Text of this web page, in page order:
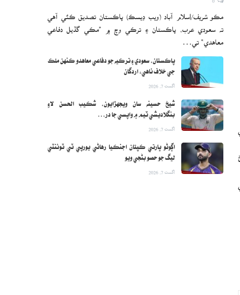
مڪو شريف/اسلام آباد (ويب ڊيسڪ) پاڪستان تصديق ڪئي آهي
ته سعودي عرب، پاڪستان ۽ ترڪي وچ ۾ ”مڪي گڏيل دفاعي
معاهدي“ تي…
پاڪستان، سعودي ۽ ترڪيه جو دفاعي معاهدو ڪنهن ملڪ
جي خلاف ناهي: اردگان
اگست 7, 2026
شيخ حسينه سان ويجهڙايون، شڪيب الحسن لاءِ
بنگلاديشي ٽيم ۾ واپسي جا در…
اگست 7, 2026
اڳوڻو ڀارتي ڪپتان اجنڪيا رهاڻي يورپي ٽي ٽوئنٽي
ليگ جو حصو بڻجي ويو
اگست 7, 2026